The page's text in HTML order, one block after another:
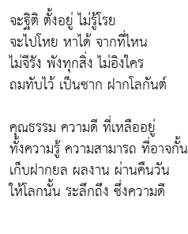
จะฐิติ ตั้งอยู่ ไม่รู้โรย
จะไปโหย หาได้ จากที่ไหน
ไม่จีรัง พังทุกสิ่ง ไม่อิงใคร
ถมทับไว้ เป็นซาก ฝากโลกันต์
คุณธรรม ความดี ที่เหลืออยู่
ทั้งความรู้ ความสามารถ ที่อาจกั้น
เก็บฝากยล ผลงาน ผ่านคืนวัน
ให้โลกนั้น ระลึกถึง ซึ่งความดี